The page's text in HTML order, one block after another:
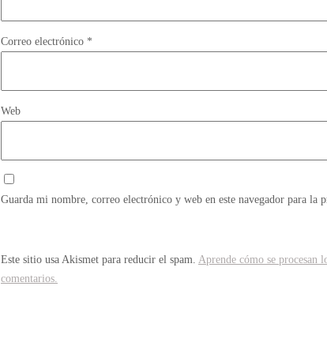
Correo electrónico *
Web
Guarda mi nombre, correo electrónico y web en este navegador para la
Este sitio usa Akismet para reducir el spam. Aprende cómo se procesan
comentarios.